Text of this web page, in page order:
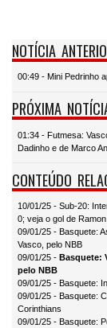
NOTÍCIA
00:49 - Mini Pedrinho
PRÓXIMA
01:34 - Futmesa:
Dadinho e de Marco
CONTEÚDO
10/01/25 - Sub-20:
0; veja o gol de
09/01/25 - Basquete:
Vasco, pelo NBB
09/01/25 - Basquete:
pelo NBB
09/01/25 - Basquete:
09/01/25 - Basquete:
Corinthians
09/01/25 - Basquete: